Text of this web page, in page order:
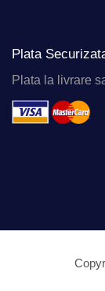
Plata
Plata la livrare